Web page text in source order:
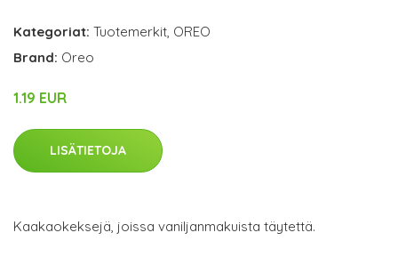
Kategoriat: Tuotemerkit, OREO
Brand: Oreo
1.19 EUR
LISÄTIETOJA
Kaakaokeksejä, joissa vaniljanmakuista täytettä.